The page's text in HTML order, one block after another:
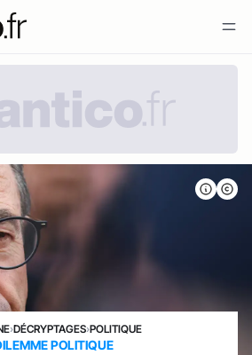
›DÉCRYPTAGES›POLITIQUE
POLITIQUE